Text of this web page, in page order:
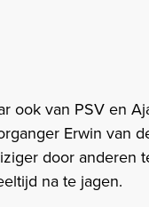
ook van PSV en
Erwin van
door anderen
na te jagen.